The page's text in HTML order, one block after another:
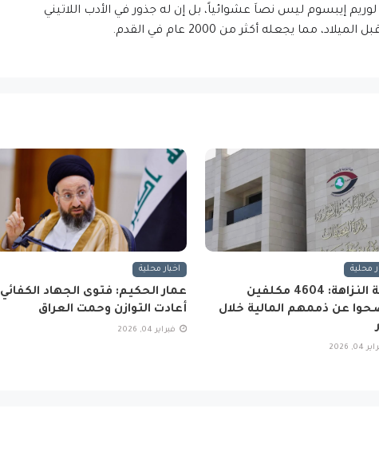
لوريم إيبسوم ليس نصاَ عشوائياً، بل إن له جذور في الأدب اللاتيني
محلية
هيئة النزاهة: 4604 مكلفين
عن ذممهم المالية خلال
04, 2026
اخبار محلية
عمار الحكيم: فتوى الجهاد الكفائي
أعادت التوازن وحمت العراق
فبراير 04, 2026